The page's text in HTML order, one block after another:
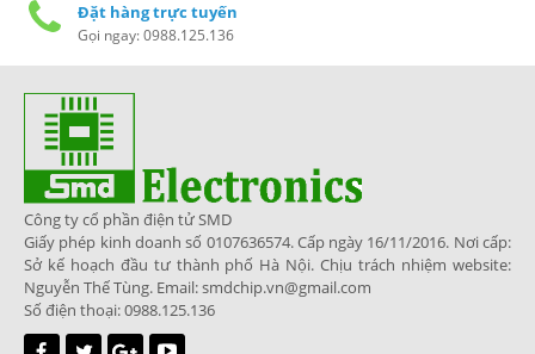
Đặt hàng trực tuyến
Gọi ngay: 0988.125.136
Công ty cổ phần điện tử SMD
Giấy phép kinh doanh số 0107636574. Cấp ngày 16/11/2016. Nơi cấp:
Sở kế hoạch đầu tư thành phố Hà Nội. Chịu trách nhiệm website:
Nguyễn Thế Tùng. Email: smdchip.vn@gmail.com
Số điện thoại: 0988.125.136